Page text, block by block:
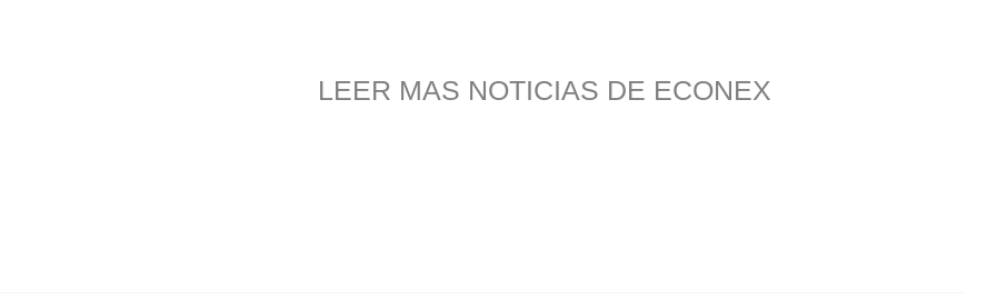
LEER MAS NOTICIAS DE ECONEX